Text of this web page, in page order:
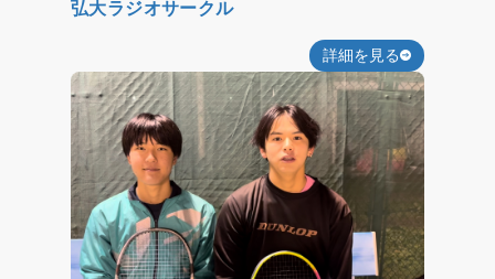
弘大ラジオサークル
詳細を見る